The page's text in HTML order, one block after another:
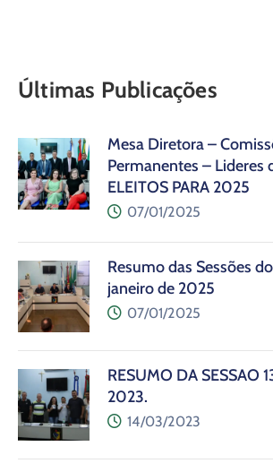
Últimas Publicações
Mesa Diretora –
Permanentes – Lideres
ELEITOS PARA 2025
07/01/2025
Resumo das Sessões
janeiro de 2025
07/01/2025
RESUMO DA SESSÃO
2023.
14/03/2023